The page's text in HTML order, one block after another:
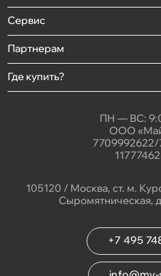
Сервис
Партнерам
Где купить?
ПН — ВС:
ООО
105120 / Москва, ст. м.
Сыромятническая,
+7 495